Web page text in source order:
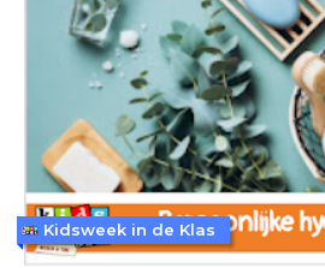
Kidsweek in de Klas